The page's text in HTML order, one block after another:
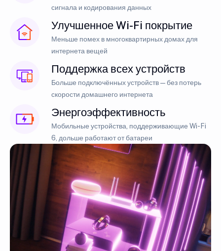
сигнала и кодирования данных
Улучшенное Wi-Fi покрытие
Меньше помех в многоквартирных домах для
интернета вещей
Поддержка всех устройств
Больше подключённых устройств — без потерь
скорости домашнего интернета
Энергоэффективность
Мобильные устройства, поддерживающие Wi-Fi
6, дольше работают от батареи